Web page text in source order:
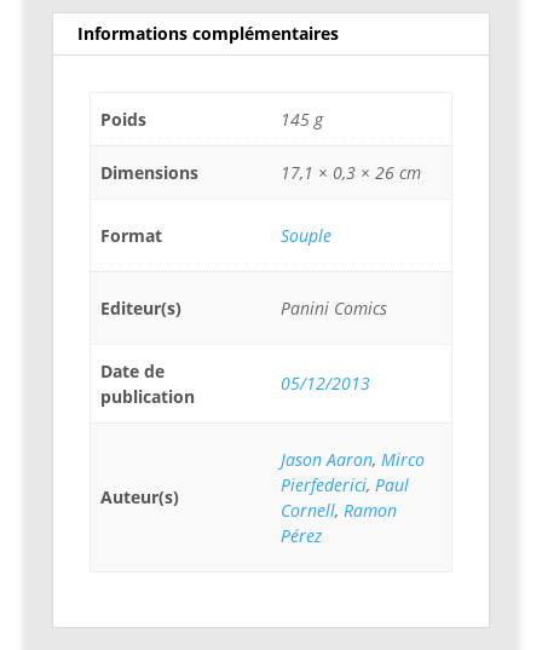
Logan
Informations complémentaires
Poids 145 g
Dimensions 17,1 × 0,3 × 26 cm
Format Souple
Editeur(s) Panini Comics
Date de
publication
05/12/2013
Auteur(s)
Jason Aaron, Mirco
Pierfederici, Paul
Cornell, Ramon
Pérez